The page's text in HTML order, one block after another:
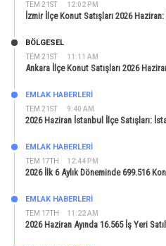
TEM 21ST 12:02 PM
İzmir İlçe Konut Satışları 2026
TEM 21ST 11:11 AM
BÖLGESEL
Ankara İlçe Konut Satışları 2026
TEM 21ST 9:40 AM
EMLAK HABERLERI
2026 Haziran İstanbul İlçe Satışları:
TEM 17TH 12:44 PM
EMLAK HABERLERI
2026 İlk 6 Aylık Döneminde 699.516
TEM 17TH 11:22 AM
EMLAK HABERLERI
2026 Haziran Ayında 16.565 İş Yeri